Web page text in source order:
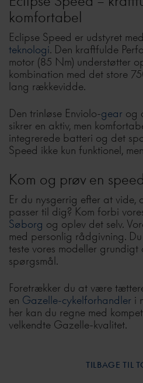
komfortabel
Eclipse Speed er udstyret
teknologi. Den kraftfulde
motor (85 Nm) understøtter
kombination med det store
lang rækkevidde.
Den trinløse Enviolo-gear og
sikrer en aktiv, men
integrerede batteri og det
Speed ikke kun funktionel,
Kom og prøv en
Er du nysgerrig efter at vide,
passer til dig? Kom forbi
Søborg og oplev det selv.
med personlig rådgivning.
teste vores modeller
spørgsmål.
Foretrækker du at være
en Gazelle-cykelforhandler i
her kan du regne med
velkendte Gazelle-kvalitet.
TILBAGE TIL